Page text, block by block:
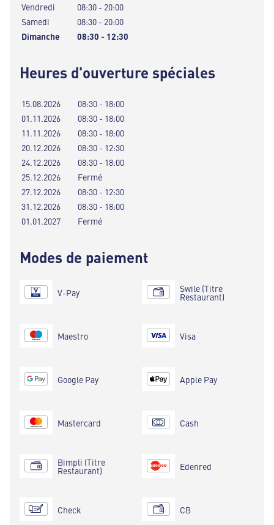
Vendredi
08:30 - 20:00
Samedi
08:30 - 20:00
Dimanche
08:30 - 12:30
Heures d'ouverture spéciales
15.08.2026
08:30 - 18:00
01.11.2026
08:30 - 18:00
11.11.2026
08:30 - 18:00
20.12.2026
08:30 - 12:30
24.12.2026
08:30 - 18:00
25.12.2026
Fermé
27.12.2026
08:30 - 12:30
31.12.2026
08:30 - 18:00
01.01.2027
Fermé
Modes de paiement
V-Pay
Maestro
Google Pay
Mastercard
Bimpli (Titre
Restaurant)
Check
Swile (Titre
Restaurant)
Visa
Apple Pay
Cash
Edenred
CB